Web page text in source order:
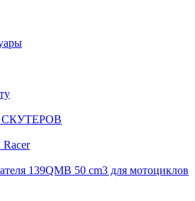
139QMB 50 cm3 для мотоциклов